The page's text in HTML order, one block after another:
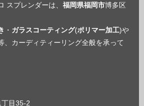
スプレンダーは、 福岡県福岡市博多区
・ ガラスコーティング(ポリマー加工)や
、カーディティーリング全般を承って
目35-2